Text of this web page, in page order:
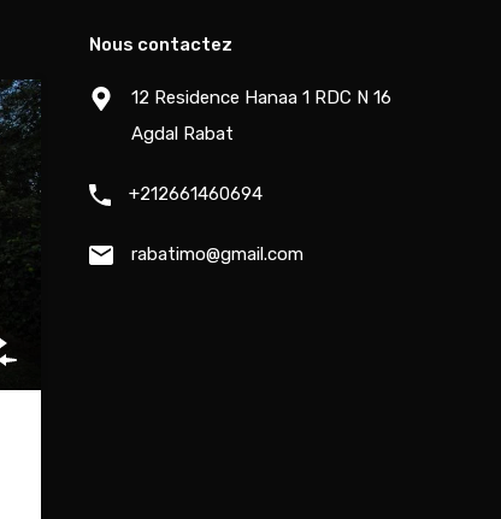
Nous contactez
12 Residence Hanaa 1 RDC N 16
Agdal Rabat
+212661460694
rabatimo@gmail.com